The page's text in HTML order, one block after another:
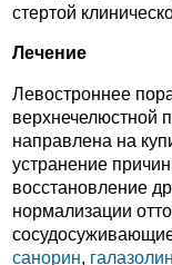
стертой
Лечение
Левостроннее
верхнечелюстной
направлена на
устранение
восстановление
нормализации
санорин, галазолин